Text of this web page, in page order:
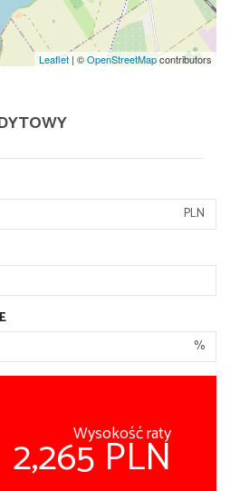
Leaflet | ©OpenStreetMapcontributors
PLN
%
Wysokość raty
2,265 PLN